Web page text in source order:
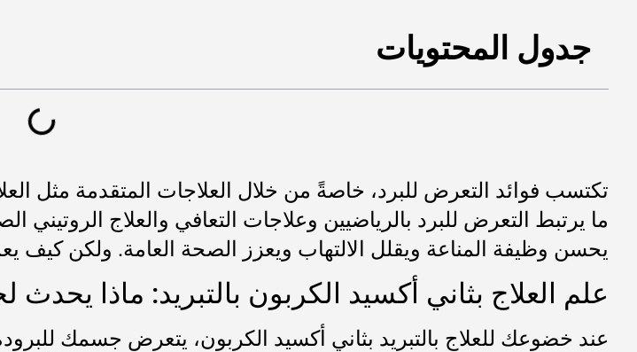
جدول المحتويات
تكتسب فوائد التعرض للبرد، خاصةً من خلال العلاجات المتقدمة مثل
ما يرتبط التعرض للبرد بالرياضيين وعلاجات التعافي والعلاج
يحسن وظيفة المناعة ويقلل الالتهاب ويعزز الصحة العامة. ولكن كيف
علم العلاج بثاني أكسيد الكربون بالتبريد: ماذا
عند خضوعك للعلاج بالتبريد بثاني أكسيد الكربون، يتعرض جسمك